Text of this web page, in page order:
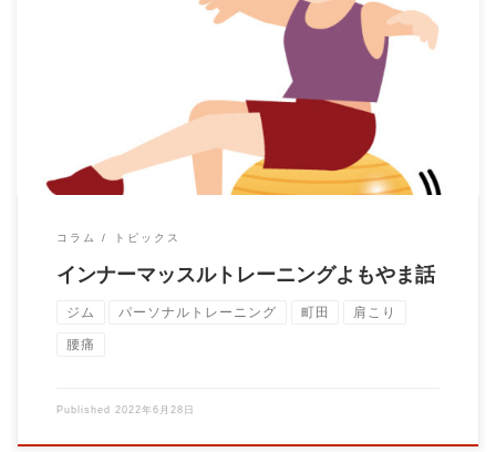
インナーマッスルトレーン二ングとはどのようなトレーニングな
コラム トピックス
インナーマッスルトレーニングよもやま話
ジム パーソナルトレーニング 町田 肩こり
腰痛
Published 2022年6月28日